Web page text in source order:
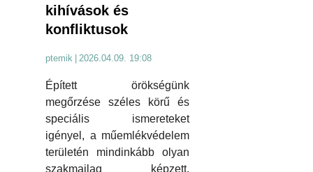
kihívások és
konfliktusok
ptemik 2026.04.09. 19:08
Épített örökségünk
megőrzése széles körű és
speciális ismereteket
igényel, a műemlékvédelem
területén mindinkább olyan
szakmailag képzett,